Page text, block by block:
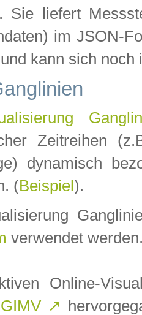
Sie liefert
im JSON-
kann sich noch
Zeitreihen
dynamisch
(Beispiel ).
verwendet
Online-
GIMV ↗